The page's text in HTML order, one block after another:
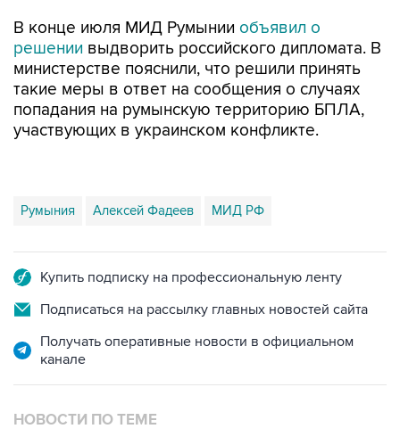
В конце июля МИД Румынии объявил о
решении выдворить российского дипломата. В
министерстве пояснили, что решили принять
такие меры в ответ на сообщения о случаях
попадания на румынскую территорию БПЛА,
участвующих в украинском конфликте.
Румыния Алексей Фадеев МИД РФ
Купить подписку на профессиональную ленту
Подписаться на рассылку главных новостей сайта
Получать оперативные новости в официальном
канале
НОВОСТИ ПО ТЕМЕ